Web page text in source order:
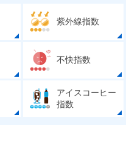
紫外線指数
不快指数
アイスコーヒー
指数